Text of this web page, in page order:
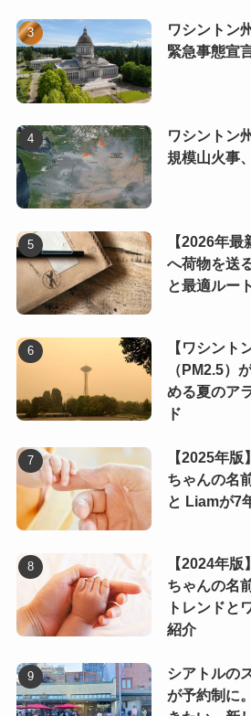
ワシントン
緊急事態宣
ワシントン
規模山火事
【2026年
へ荷物を送
と最適ルー
【ワシント
（PM2.5）
める夏のア
ド
【2025年
ちゃんの名
と Liamが7
【2024年
ちゃんの名
トレンドと
紹介
シアトルの
が予約制に